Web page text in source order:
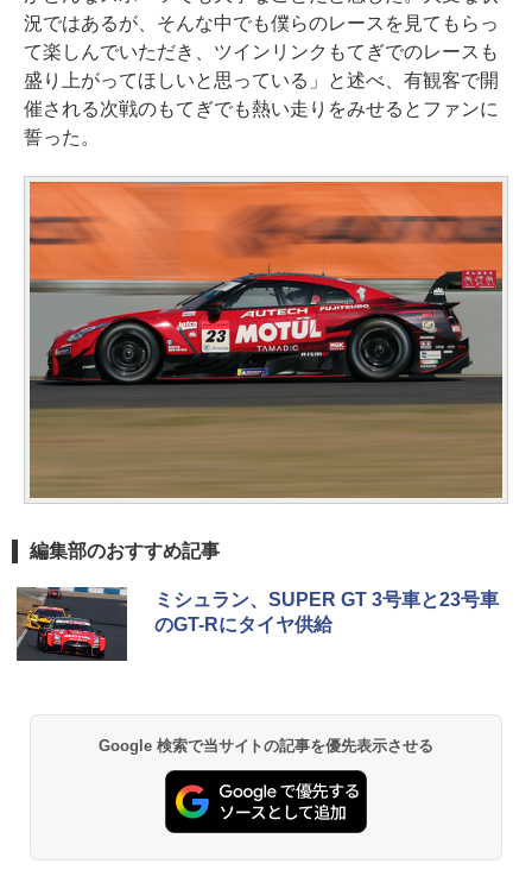
況ではあるが、そんな中でも僕らのレースを見てもらっ
て楽しんでいただき、ツインリンクもてぎでのレースも
盛り上がってほしいと思っている」と述べ、有観客で開
催される次戦のもてぎでも熱い走りをみせるとファンに
誓った。
編集部のおすすめ記事
ミシュラン、SUPER GT 3号車と23号車
のGT-Rにタイヤ供給
Google 検索で当サイトの記事を優先表示させる